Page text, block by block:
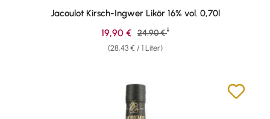
Jacoulot Kirsch-Ingwer Likör 16% vol. 0,70l
(28,43 € / 1 Liter)
Verkaufspreis:
19,90 € Regulärer Preis:
24,90 € 1